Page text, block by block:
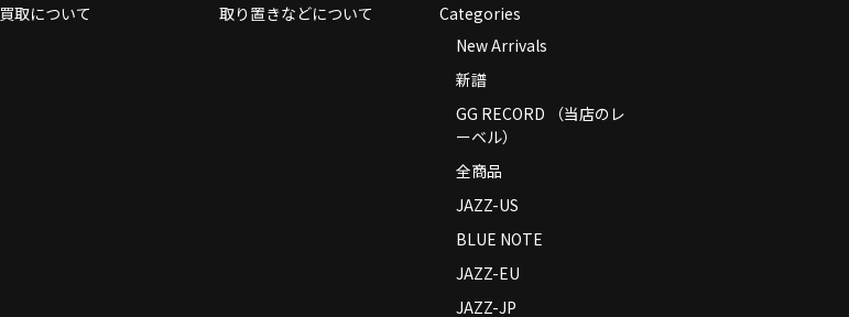
買取について 取り置きなどについて
Categories
New Arrivals
新譜
GG RECORD （当店のレ
ーベル）
全商品
JAZZ-US
BLUE NOTE
JAZZ-EU
JAZZ-JP